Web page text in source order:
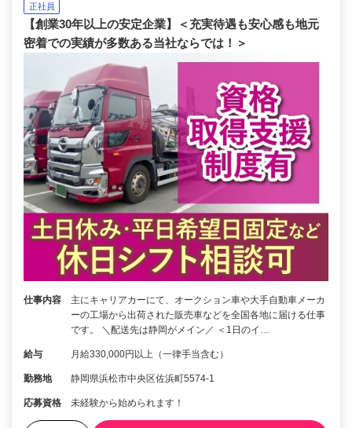
正社員
【創業30年以上の安定企業】＜充実待遇も安心感も地元
密着での実績が多数ある当社ならでは！＞
仕事内容
主にキャリアカーにて、オークション車や大手自動車メーカ
ーの工場から出荷された販売車などを全国各地に届ける仕事
です。 ＼配送先は静岡がメイン／ ＜1日のイ…
給与 月給330,000円以上（一律手当含む）
勤務地 静岡県浜松市中央区佐浜町5574-1
応募資格 未経験から始められます！